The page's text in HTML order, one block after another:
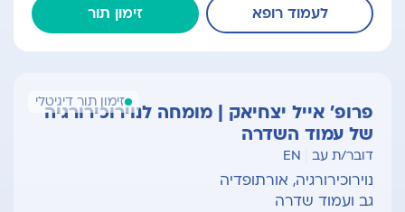
לעמוד רופא זימון תור
פרופ' אייל יצחיאק | מומחה לנוירוכירורגיה
של עמוד השדרה
דובר/ת עב EN
נוירוכירורגיה, אורתופדיה
גב ועמוד שדרה
זימון תור דיגיטלי